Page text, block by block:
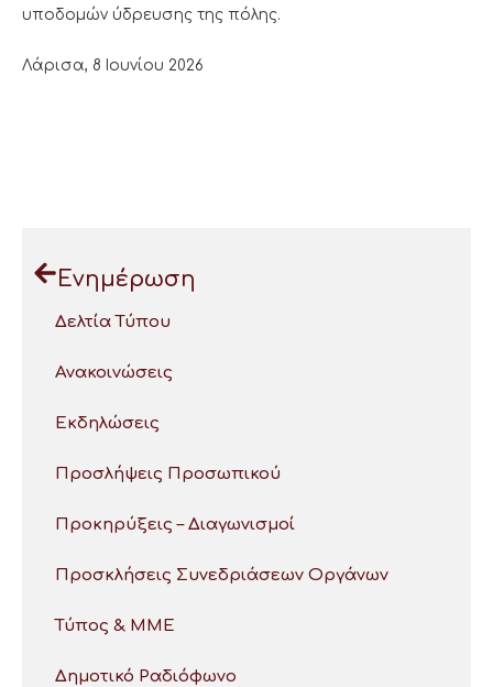
υποδομών ύδρευσης της πόλης.
Λάρισα, 8 Ιουνίου 2026
Ενημέρωση
Δελτία Τύπου
Ανακοινώσεις
Εκδηλώσεις
Προσλήψεις Προσωπικού
Προκηρύξεις – Διαγωνισμοί
Προσκλήσεις Συνεδριάσεων Οργάνων
Τύπος & ΜΜΕ
Δημοτικό Ραδιόφωνο